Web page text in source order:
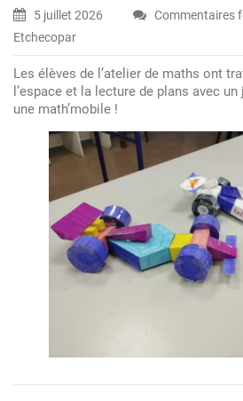
5 juillet 2026 Commentaires
Etchecopar
Les élèves de l’atelier de maths ont
l’espace et la lecture de plans avec
une math’mobile !